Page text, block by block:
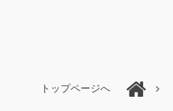
トップページへ